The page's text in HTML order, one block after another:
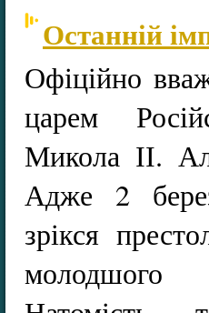
Останній
Офіційно
царем
Микола ІІ.
Адже 2
зрікся